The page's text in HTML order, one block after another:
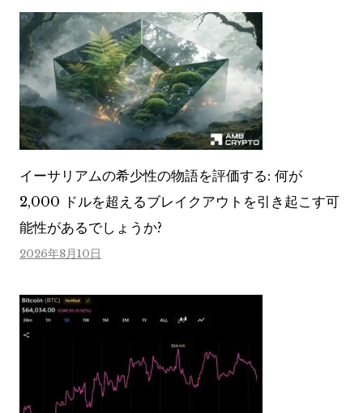
イーサリアムの希少性の物語を評価する: 何が
2,000 ドルを超えるブレイクアウトを引き起こす可
能性があるでしょうか?
2026年8月10日